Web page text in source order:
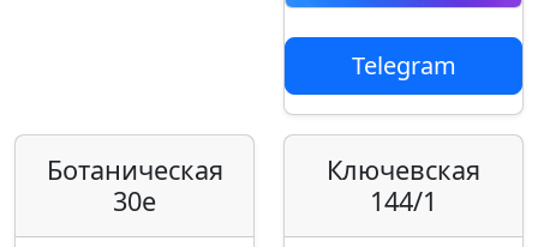
Telegram
Ботаническая
30е
Ключевская
144/1